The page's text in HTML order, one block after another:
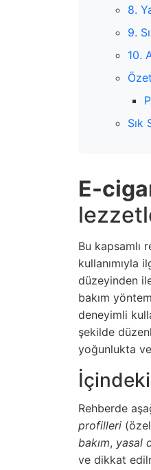
8.
9.
10.
Sık
E-
Bu kapsamlı
kullanımıyla
düzeyinden
bakım
deneyimli
şekilde
yoğunlukta
Rehberde
profilleri
bakım, yasal
ve dikkat